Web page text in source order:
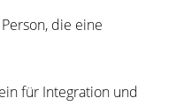
die eine
für Inte­gra­ti­on und